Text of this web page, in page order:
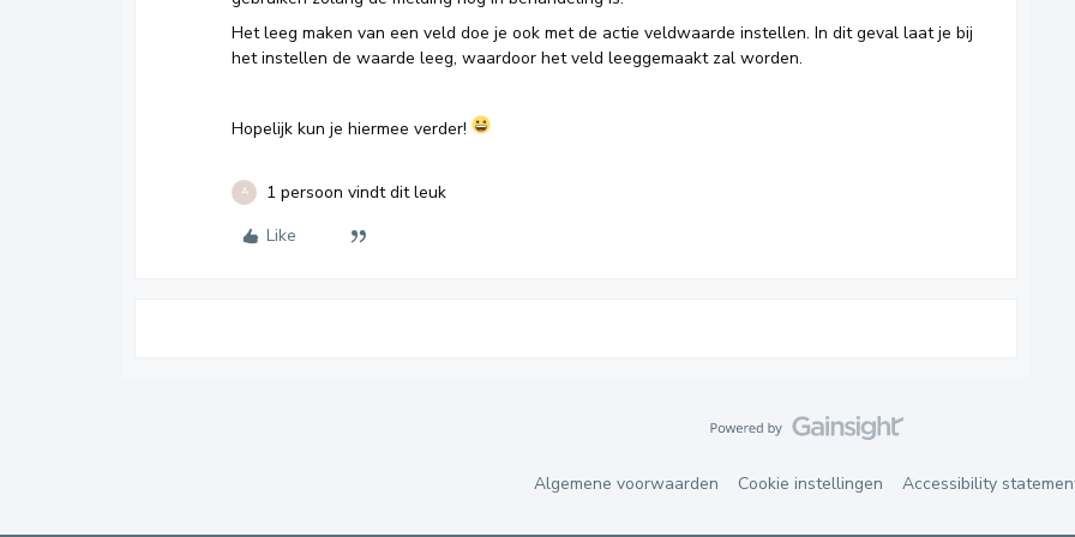
Het leeg maken van een veld doe je ook met de actie veldwaarde instellen. In dit geval laat je bij
het instellen de waarde leeg, waardoor het veld leeggemaakt zal worden.
Hopelijk kun je hiermee verder!
A
1 persoon vindt dit leuk
Like
Algemene voorwaarden Cookie instellingen Accessibility